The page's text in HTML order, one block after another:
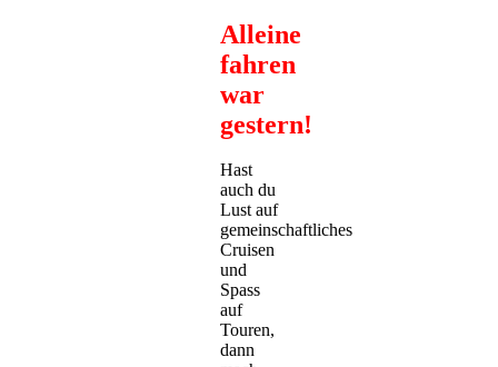
Alleine
fahren
war
gestern!
Hast
auch du
Lust auf
gemeinschaftliches
Cruisen
und
Spass
auf
Touren,
dann